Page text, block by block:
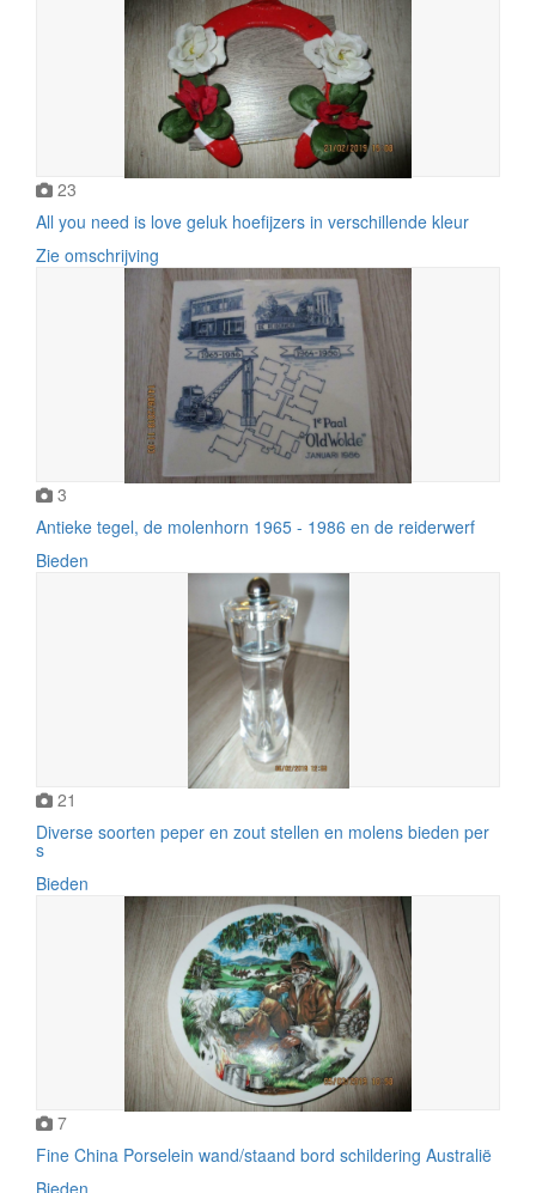
23
All you need is love geluk hoefijzers in verschillende kleur
Zie omschrijving
3
Antieke tegel, de molenhorn 1965 - 1986 en de reiderwerf
Bieden
21
Diverse soorten peper en zout stellen en molens bieden per
s
Bieden
7
Fine China Porselein wand/staand bord schildering Australië
Bieden